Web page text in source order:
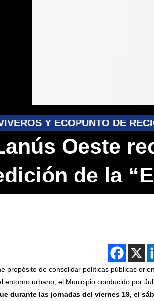
Y ECOPUNTO DE
Oeste
de la
propósito de consolidar políticas públicas
entorno urbano, el Municipio conducido por
durante las jornadas del viernes 19, el